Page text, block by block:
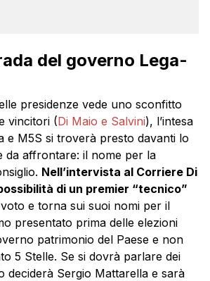
del governo Lega-
presidenze vede uno sconfitto
vincitori (Di Maio e Salvini), l’intesa
e M5S si troverà presto davanti lo
da affrontare: il nome per la
Nell’intervista al Corriere Di
di un premier “tecnico”
e torna sui suoi nomi per il
presentato prima delle elezioni
patrimonio del Paese e non
5 Stelle. Se si dovrà parlare dei
deciderà Sergio Mattarella e sarà